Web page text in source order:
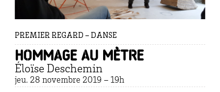
PREMIER REGARD – DANSE
Hommage au mètre
Éloïse Deschemin
jeu. 28 novembre 2019 – 19h